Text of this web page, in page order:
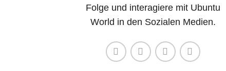
Folge und interagiere mit Ubuntu
World in den Sozialen Medien.